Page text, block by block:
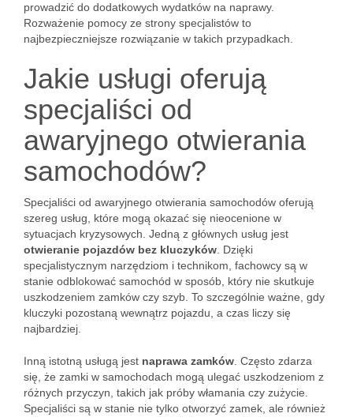
prowadzić do dodatkowych wydatków na naprawy.
Rozważenie pomocy ze strony specjalistów to
najbezpieczniejsze rozwiązanie w takich przypadkach.
Jakie usługi oferują
specjaliści od
awaryjnego otwierania
samochodów?
Specjaliści od awaryjnego otwierania samochodów oferują
szereg usług, które mogą okazać się nieocenione w
sytuacjach kryzysowych. Jedną z głównych usług jest
otwieranie pojazdów bez kluczyków . Dzięki
specjalistycznym narzędziom i technikom, fachowcy są w
stanie odblokować samochód w sposób, który nie skutkuje
uszkodzeniem zamków czy szyb. To szczególnie ważne, gdy
kluczyki pozostaną wewnątrz pojazdu, a czas liczy się
najbardziej.
Inną istotną usługą jest naprawa zamków . Często zdarza
się, że zamki w samochodach mogą ulegać uszkodzeniom z
różnych przyczyn, takich jak próby włamania czy zużycie.
Specjaliści są w stanie nie tylko otworzyć zamek, ale również